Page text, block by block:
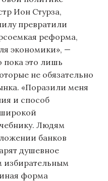
Ион Стурза,
превратили
реформа,
экономики», —
пока это лишь
не обязательно
«Поразили меня
и способ
Людям
банков
душевное
избирательным
форма